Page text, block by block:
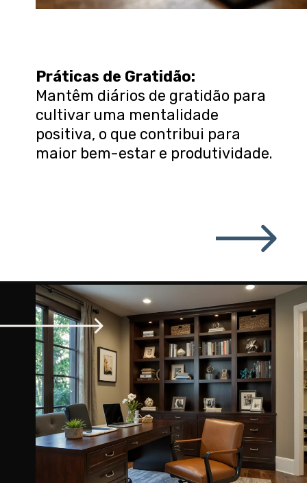
Práticas de Gratidão:
Mantêm diários de gratidão para
cultivar uma mentalidade
positiva, o que contribui para
maior bem-estar e produtividade.